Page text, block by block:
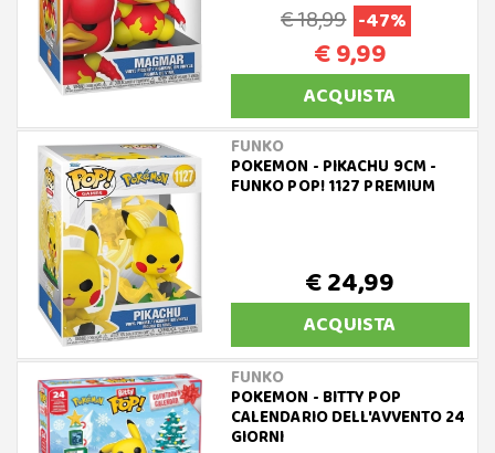
€ 18,99 -47%
€ 9,99
ACQUISTA
FUNKO
POKEMON - PIKACHU 9CM -
FUNKO POP! 1127 PREMIUM
€ 24,99
ACQUISTA
FUNKO
POKEMON - BITTY POP
CALENDARIO DELL'AVVENTO 24
GIORNI